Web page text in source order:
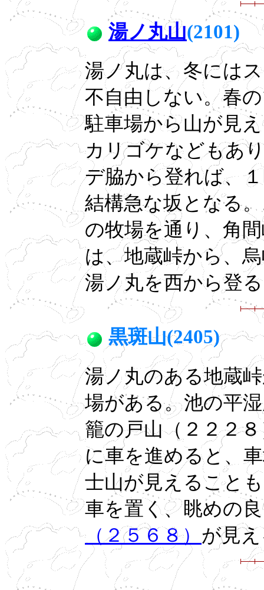
湯ノ丸山(2101)
湯ノ丸は、冬には
不自由しない。春
駐車場から山が見
カリゴケなどもあ
デ脇から登れば、
結構急な坂となる
の牧場を通り、角
は、地蔵峠から、
湯ノ丸を西から登
黒斑山(2405)
湯ノ丸のある地蔵
場がある。池の平
籠の戸山（２２２
に車を進めると、
士山が見えること
車を置く、眺めの
（２５６８） が見